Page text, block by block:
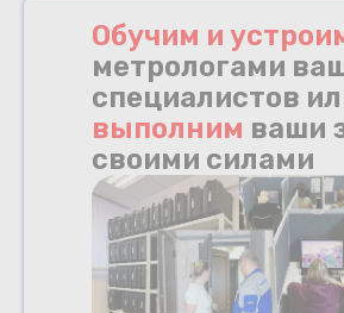
Обучим и
метрологами
специалистов
выполним ваши
своими силами